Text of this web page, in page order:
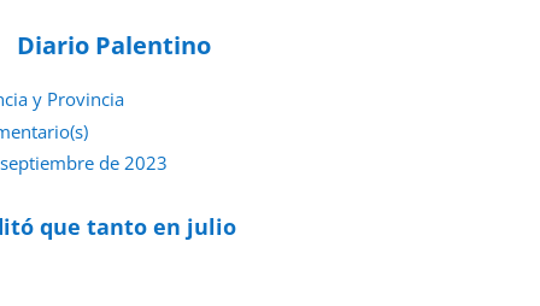
Diario Palentino
y Provincia
de 2023
que tanto en julio